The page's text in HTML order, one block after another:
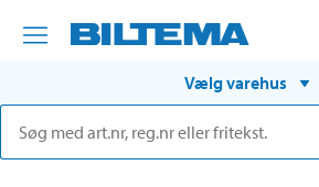
Vælg varehus